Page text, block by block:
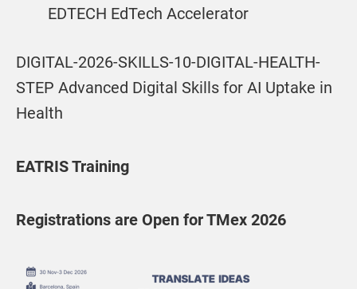
EDTECH EdTech Accelerator
DIGITAL-2026-SKILLS-10-DIGITAL-HEALTH-
STEP Advanced Digital Skills for AI Uptake in
Health
EATRIS Training
Registrations are Open for TMex 2026